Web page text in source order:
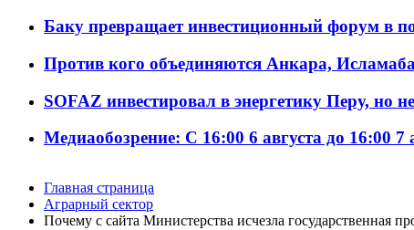
Баку превращает инвестиционный форум в
Против кого объединяются Анкара,
SOFAZ инвестировал в энергетику Перу, но
Медиаобозрение: С 16:00 6 августа до 16:00 7
Главная страница
Аграрный сектор
Почему с сайта Министерства исчезла государственная